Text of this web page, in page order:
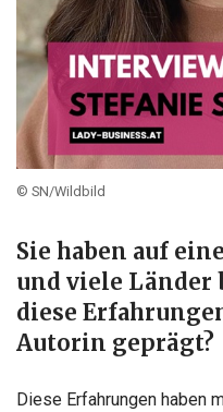
© SN/Wildbild
Sie haben auf
und viele Länder
diese
Autorin geprägt?
Diese Erfahrungen haben